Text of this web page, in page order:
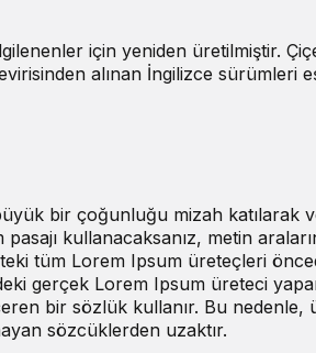
için yeniden üretilmiştir.
alınan İngilizce sürümleri
bir çoğunluğu mizah katılarak
kullanacaksanız, metin
tüm Lorem Ipsum üreteçleri
gerçek Lorem Ipsum üreteci
bir sözlük kullanır. Bu nedenle,
sözcüklerden uzaktır.